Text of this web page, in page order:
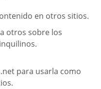
en otros sitios.
otros sobre los
para usarla como